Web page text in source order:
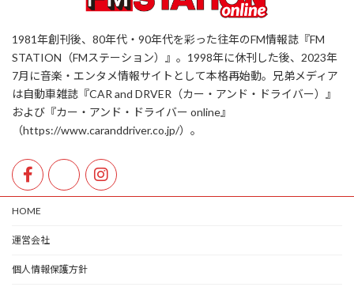
1981年創刊後、80年代・90年代を彩った往年のFM情報誌『FM
STATION（FMステーション）』。1998年に休刊した後、2023年
7月に音楽・エンタメ情報サイトとして本格再始動。兄弟メディア
は自動車雑誌『CAR and DRVER（カー・アンド・ドライバー）』
および『カー・アンド・ドライバー online』
（https://www.caranddriver.co.jp/）。
HOME
運営会社
個人情報保護方針